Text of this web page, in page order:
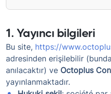
1. Yayıncı bilgileri
Bu site, https://
adresinden erişilebilir
anılacaktır) ve Octoplus
yayınlanmaktadır.